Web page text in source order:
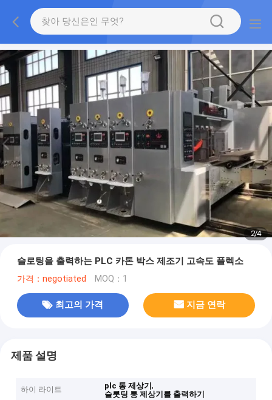
2/4
슬로팅을 출력하는 PLC 카톤 박스 제조기 고속도 플렉소
가격：negotiated MOQ：1
최고의 가격 지금 연락
제품 설명
하이 라이트 plc 통 제상기,
슬롯팅 통 제상기를 출력하기